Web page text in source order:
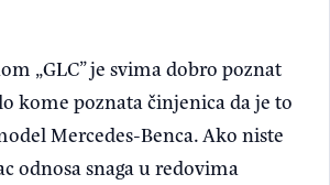
„GLC” je svima dobro poznat
kome poznata činjenica da je to
Mercedes-Benca. Ako niste
odnosa snaga u redovima